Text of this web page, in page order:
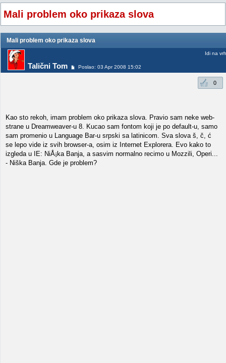
Mali problem oko prikaza slova
Mali problem oko prikaza slova
Talični Tom Poslao: 03 Apr 2008 15:02
Idi na vrh
0
Kao sto rekoh, imam problem oko prikaza slova. Pravio sam neke web-
strane u Dreamweaver-u 8. Kucao sam fontom koji je po default-u, samo
sam promenio u Language Bar-u srpski sa latinicom. Sva slova š, č, ć
se lepo vide iz svih browser-a, osim iz Internet Explorera. Evo kako to
izgleda u IE: NiÅ¡ka Banja, a sasvim normalno recimo u Mozzili, Operi...
- Niška Banja. Gde je problem?